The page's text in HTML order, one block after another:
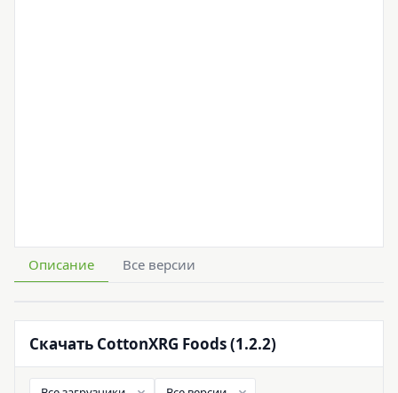
Описание Все версии
Скачать CottonXRG Foods (1.2.2)